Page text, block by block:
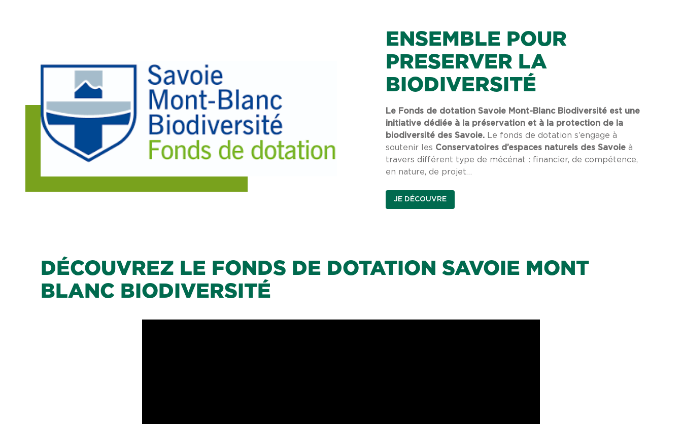
ENSEMBLE POUR
PRESERVER LA
BIODIVERSITÉ
Le Fonds de dotation Savoie Mont-Blanc Biodiversité est une
initiative dédiée à la préservation et à la protection de la
biodiversité des Savoie.Le fonds de dotation s’engage à
soutenir les Conservatoires d’espaces naturels des Savoieà
travers différent type de mécénat : financier, de compétence,
en nature, de projet…
JE DÉCOUVRE
DÉCOUVREZ LE FONDS DE DOTATION SAVOIE MONT
BLANC BIODIVERSITÉ